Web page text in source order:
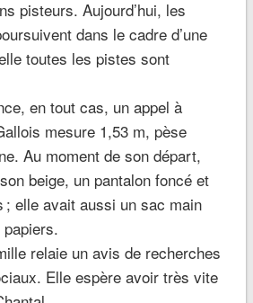
pisteurs. Aujourd’hui, les
dans le cadre d’une
toutes les pistes sont
en tout cas, un appel à
mesure 1,53 m, pèse
Au moment de son départ,
beige, un pantalon foncé et
; elle avait aussi un sac main
relaie un avis de recherches
Elle espère avoir très vite